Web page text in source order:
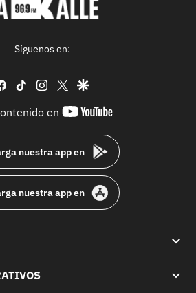
Síguenos en:
facebook
tiktok instagram
twittergoogle
en
youtube-
nuestra app en
nuestra app en